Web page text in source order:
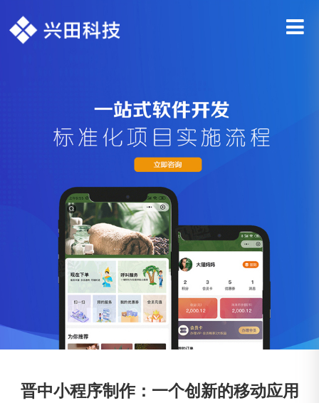
晋中小程序制作：一个创新的移动应用